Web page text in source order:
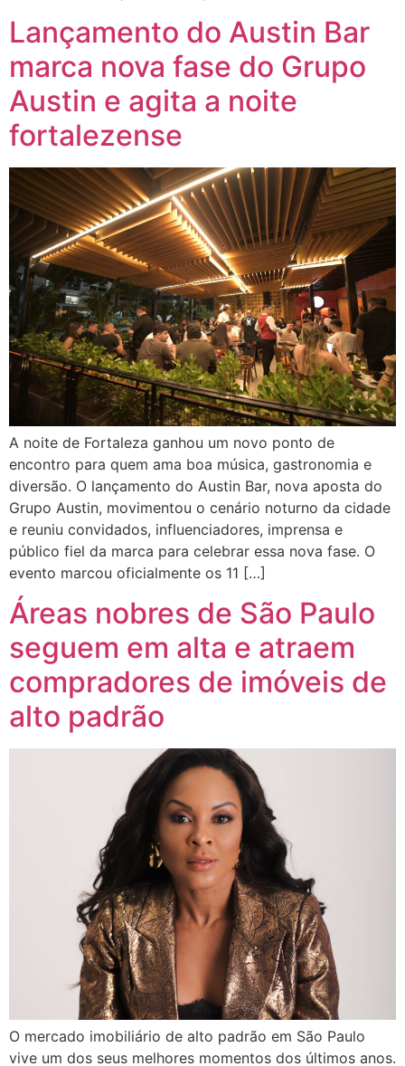
Lançamento do Austin Bar
marca nova fase do Grupo
Austin e agita a noite
fortalezense
A noite de Fortaleza ganhou um novo ponto de
encontro para quem ama boa música, gastronomia e
diversão. O lançamento do Austin Bar, nova aposta do
Grupo Austin, movimentou o cenário noturno da cidade
e reuniu convidados, influenciadores, imprensa e
público fiel da marca para celebrar essa nova fase. O
evento marcou oficialmente os 11 […]
Áreas nobres de São Paulo
seguem em alta e atraem
compradores de imóveis de
alto padrão
O mercado imobiliário de alto padrão em São Paulo
vive um dos seus melhores momentos dos últimos anos.